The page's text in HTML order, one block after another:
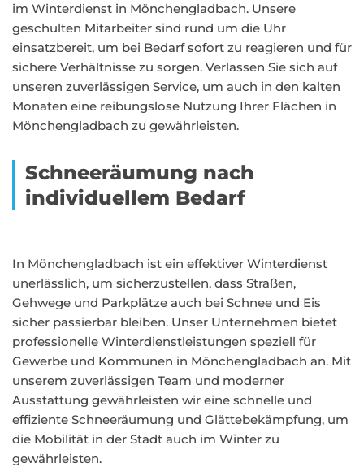
im Winterdienst in Mönchengladbach. Unsere
geschulten Mitarbeiter sind rund um die Uhr
einsatzbereit, um bei Bedarf sofort zu reagieren und für
sichere Verhältnisse zu sorgen. Verlassen Sie sich auf
unseren zuverlässigen Service, um auch in den kalten
Monaten eine reibungslose Nutzung Ihrer Flächen in
Mönchengladbach zu gewährleisten.
Schneeräumung nach
individuellem Bedarf
In Mönchengladbach ist ein effektiver Winterdienst
unerlässlich, um sicherzustellen, dass Straßen,
Gehwege und Parkplätze auch bei Schnee und Eis
sicher passierbar bleiben. Unser Unternehmen bietet
professionelle Winterdienstleistungen speziell für
Gewerbe und Kommunen in Mönchengladbach an. Mit
unserem zuverlässigen Team und moderner
Ausstattung gewährleisten wir eine schnelle und
effiziente Schneeräumung und Glättebekämpfung, um
die Mobilität in der Stadt auch im Winter zu
gewährleisten.